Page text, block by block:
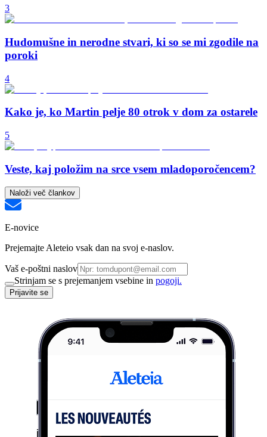
3
Hudomušne in nerodne stvari, ki so se mi zgodile na
poroki
4
Kako je, ko Martin pelje 80 otrok v dom za ostarele
5
Veste, kaj položim na srce vsem mladoporočencem?
Naloži več člankov
E-novice
Prejemajte Aleteio vsak dan na svoj e-naslov.
Vaš e-poštni naslov
Strinjam se s prejemanjem vsebine in pogoji.
Prijavite se